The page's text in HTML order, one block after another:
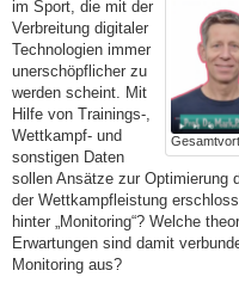
im Sport, die mit der
Verbreitung digitaler
Technologien immer
unerschöpflicher zu
werden scheint. Mit
Hilfe von Trainings-,
Wettkampf- und
sonstigen Daten
sollen Ansätze zur Optimierung
der Wettkampfleistung
hinter „Monitoring“? Welche
Erwartungen sind damit
Monitoring aus?